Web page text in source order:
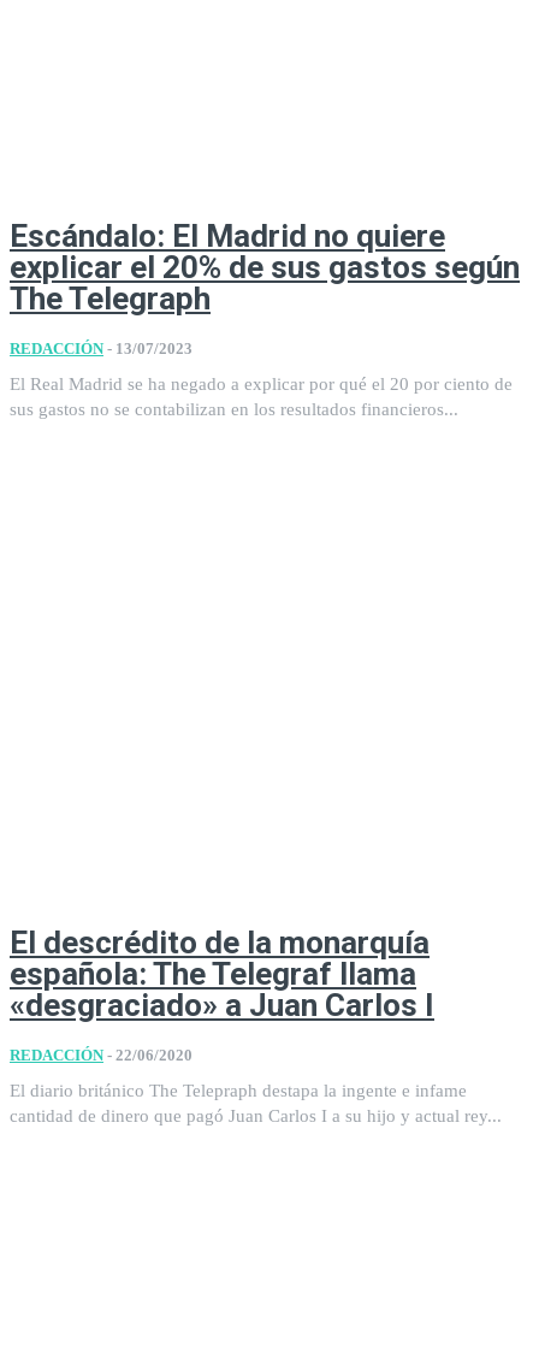
Escándalo: El Madrid no quiere
explicar el 20% de sus gastos según
The Telegraph
REDACCIÓN - 13/07/2023
El Real Madrid se ha negado a explicar por qué el 20 por ciento de
sus gastos no se contabilizan en los resultados financieros...
El descrédito de la monarquía
española: The Telegraf llama
«desgraciado» a Juan Carlos I
REDACCIÓN - 22/06/2020
El diario británico The Telepraph destapa la ingente e infame
cantidad de dinero que pagó Juan Carlos I a su hijo y actual rey...